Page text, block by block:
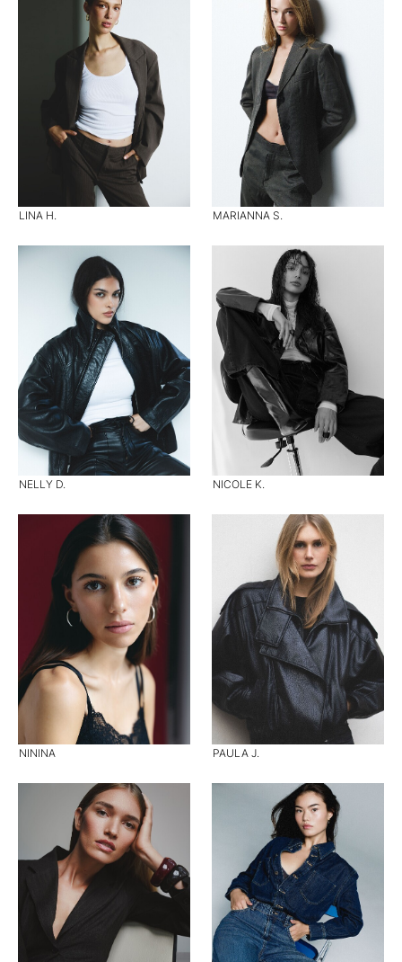
LINA H. MARIANNA S.
NELLY D. NICOLE K.
NININA PAULA J.